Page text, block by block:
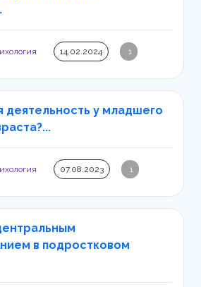
14.02.2024 1
деятельность у младшего
07.08.2023 1
в подростковом